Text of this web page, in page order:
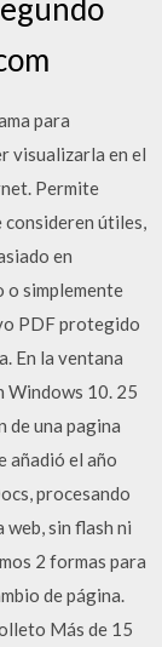
para
visualizarla en el
Permite
consideren útiles,
en
o simplemente
PDF protegido
En la ventana
Windows 10. 25
de una pagina
añadió el año
procesando
sin flash ni
2 formas para
de página.
Más de 15